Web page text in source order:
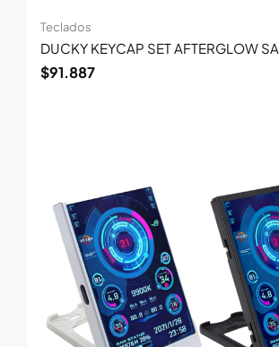
Teclados
DUCKY KEYCAP SET AFTERGLOW SA
$91.887